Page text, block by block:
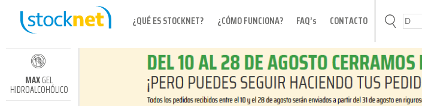
¿QUÉ ES STOCKNET? ¿CÓMO FUNCIONA? FAQ’s CONTACTO
MAXGEL
HIDROALCOHÓLICO